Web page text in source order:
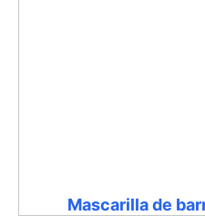
Mascarilla de